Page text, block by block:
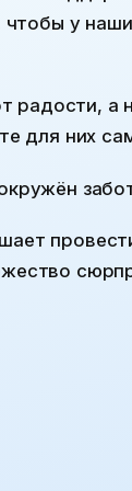
у
радости, а
для них